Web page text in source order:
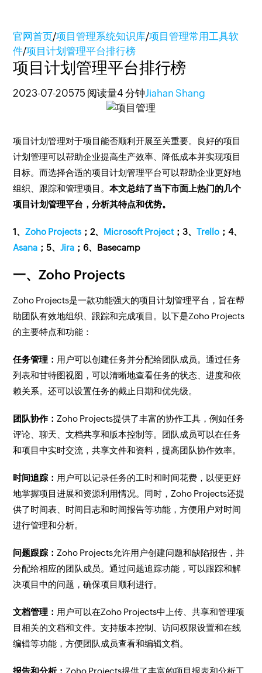
官网首页/项目管理系统知识库/项目管理常用工具软
件/项目计划管理平台排行榜
项目计划管理平台排行榜
2023-07-20575 阅读量4 分钟Jiahan Shang
项目计划管理对于项目能否顺利开展至关重要。良好的项目
计划管理可以帮助企业提高生产效率、降低成本并实现项目
目标。而选择合适的项目计划管理平台可以帮助企业更好地
组织、跟踪和管理项目。本文总结了当下市面上热门的几个
项目计划管理平台，分析其特点和优势。
1、Zoho Projects ；2、 Microsoft Project；3、Trello ；4、
Asana ；5、Jira ；6、Basecamp
一、Zoho Projects
Zoho Projects是一款功能强大的项目计划管理平台，旨在帮
助团队有效地组织、跟踪和完成项目。以下是Zoho Projects
的主要特点和功能：
任务管理： 用户可以创建任务并分配给团队成员。通过任务
列表和甘特图视图，可以清晰地查看任务的状态、进度和依
赖关系。还可以设置任务的截止日期和优先级。
团队协作： Zoho Projects提供了丰富的协作工具，例如任务
评论、聊天、文档共享和版本控制等。团队成员可以在任务
和项目中实时交流，共享文件和资料，提高团队协作效率。
时间追踪： 用户可以记录任务的工时和时间花费，以便更好
地掌握项目进展和资源利用情况。同时，Zoho Projects还提
供了时间表、时间日志和时间报告等功能，方便用户对时间
进行管理和分析。
问题跟踪： Zoho Projects允许用户创建问题和缺陷报告，并
分配给相应的团队成员。通过问题追踪功能，可以跟踪和解
决项目中的问题，确保项目顺利进行。
文档管理： 用户可以在Zoho Projects中上传、共享和管理项
目相关的文档和文件。支持版本控制、访问权限设置和在线
编辑等功能，方便团队成员查看和编辑文档。
报告和分析： Zoho Projects提供了丰富的项目报表和分析工